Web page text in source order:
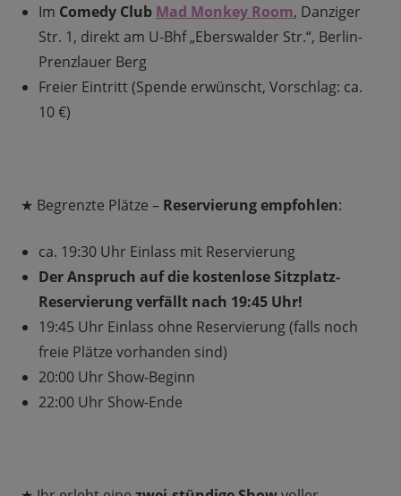
Im Comedy Club Mad Monkey Room, Danziger
Str. 1, direkt am U-Bhf „Eberswalder Str.“, Berlin-
Prenzlauer Berg
Freier Eintritt (Spende erwünscht, Vorschlag: ca.
10 €)
★ Begrenzte Plätze – Reservierung empfohlen:
ca. 19:30 Uhr Einlass mit Reservierung
Der Anspruch auf die kostenlose Sitzplatz-
Reservierung verfällt nach 19:45 Uhr!
19:45 Uhr Einlass ohne Reservierung (falls noch
freie Plätze vorhanden sind)
20:00 Uhr Show-Beginn
22:00 Uhr Show-Ende